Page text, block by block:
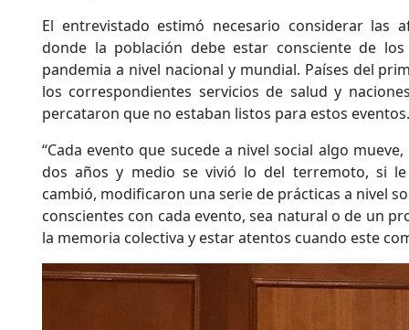
El entrevistado estimó necesario considerar las
donde la población debe estar consciente de
pandemia a nivel nacional y mundial. Países del
los correspondientes servicios de salud y
percataron que no estaban listos para estos eventos.
“Cada evento que sucede a nivel social algo
dos años y medio se vivió lo del terremoto, si
cambió, modificaron una serie de prácticas a nivel
conscientes con cada evento, sea natural o de un
la memoria colectiva y estar atentos cuando este